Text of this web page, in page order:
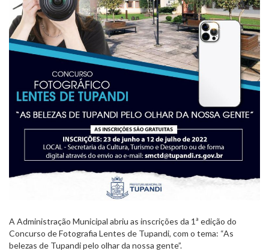
A Administração Municipal abriu as inscrições da 1ª edição do
Concurso de Fotografia Lentes de Tupandi, com o tema: “As
belezas de Tupandi pelo olhar da nossa gente”.